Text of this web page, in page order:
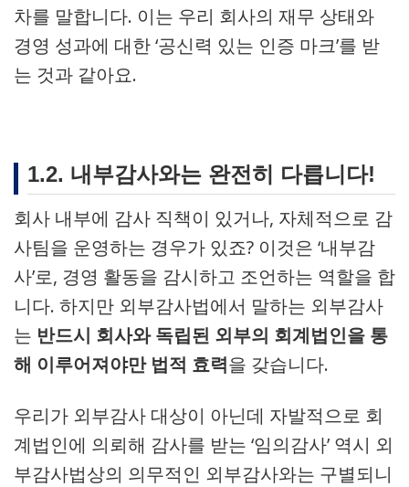
차를 말합니다. 이는 우리 회사의 재무 상태와
경영 성과에 대한 ‘공신력 있는 인증 마크’를 받
는 것과 같아요.
1.2. 내부감사와는 완전히 다릅니다!
회사 내부에 감사 직책이 있거나, 자체적으로 감
사팀을 운영하는 경우가 있죠? 이것은 ‘내부감
사’로, 경영 활동을 감시하고 조언하는 역할을 합
니다. 하지만 외부감사법에서 말하는 외부감사
는 반드시 회사와 독립된 외부의 회계법인을 통
해 이루어져야만 법적 효력을 갖습니다.
우리가 외부감사 대상이 아닌데 자발적으로 회
계법인에 의뢰해 감사를 받는 ‘임의감사’ 역시 외
부감사법상의 의무적인 외부감사와는 구별되니